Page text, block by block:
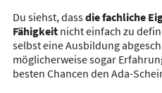
Du siehst, dassdie fachliche
Fähigkeitnicht einfach zu
selbst eine Ausbildung
möglicherweise sogar
besten Chancen den Ada-